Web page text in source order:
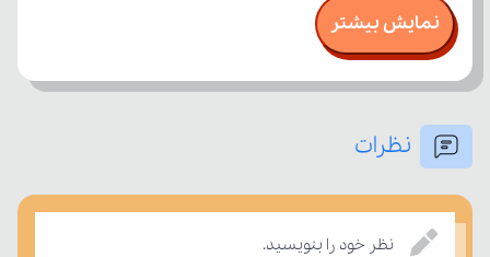
نمایش بیشتر
نظرات
نظر خود را بنویسید.